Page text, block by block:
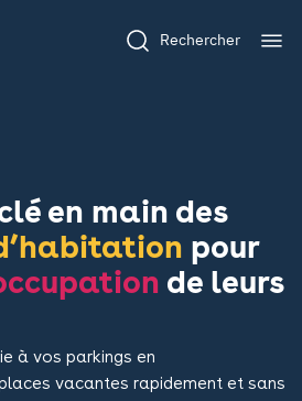
Rechercher
en main des
pour
de leurs
à vos parkings en
vacantes rapidement et sans